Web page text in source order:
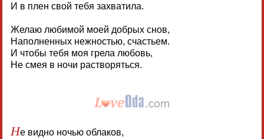
И в плен свой тебя захватила.
Желаю любимой моей добрых снов,
Наполненных нежностью, счастьем.
И чтобы тебя моя грела любовь,
Не смея в ночи растворяться.
Не видно ночью облаков,